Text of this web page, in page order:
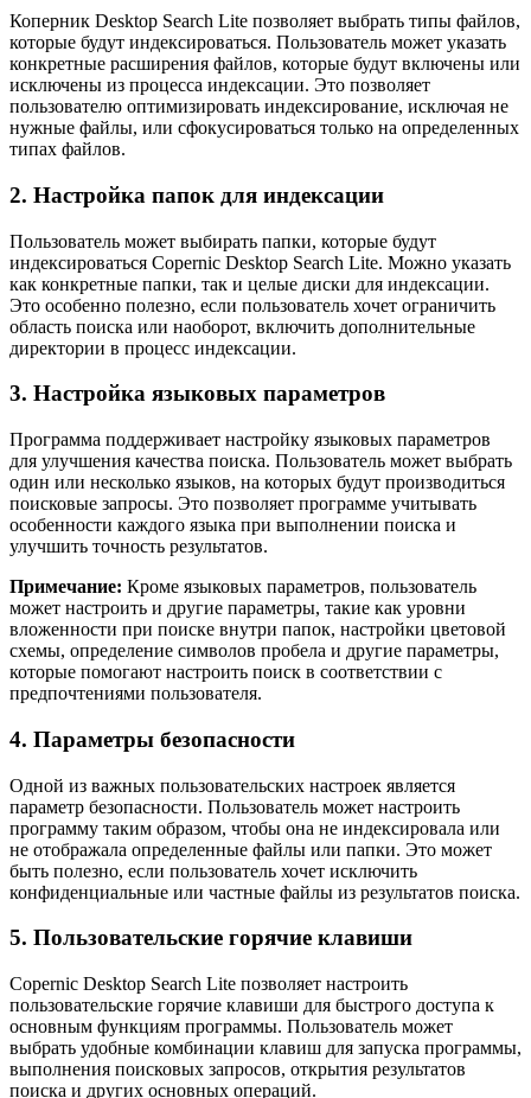
Коперник Desktop Search Lite позволяет выбрать типы файлов,
которые будут индексироваться. Пользователь может указать
конкретные расширения файлов, которые будут включены или
исключены из процесса индексации. Это позволяет
пользователю оптимизировать индексирование, исключая не
нужные файлы, или сфокусироваться только на определенных
типах файлов.
2. Настройка папок для индексации
Пользователь может выбирать папки, которые будут
индексироваться Copernic Desktop Search Lite. Можно указать
как конкретные папки, так и целые диски для индексации.
Это особенно полезно, если пользователь хочет ограничить
область поиска или наоборот, включить дополнительные
директории в процесс индексации.
3. Настройка языковых параметров
Программа поддерживает настройку языковых параметров
для улучшения качества поиска. Пользователь может выбрать
один или несколько языков, на которых будут производиться
поисковые запросы. Это позволяет программе учитывать
особенности каждого языка при выполнении поиска и
улучшить точность результатов.
Примечание: Кроме языковых параметров, пользователь
может настроить и другие параметры, такие как уровни
вложенности при поиске внутри папок, настройки цветовой
схемы, определение символов пробела и другие параметры,
которые помогают настроить поиск в соответствии с
предпочтениями пользователя.
4. Параметры безопасности
Одной из важных пользовательских настроек является
параметр безопасности. Пользователь может настроить
программу таким образом, чтобы она не индексировала или
не отображала определенные файлы или папки. Это может
быть полезно, если пользователь хочет исключить
конфиденциальные или частные файлы из результатов поиска.
5. Пользовательские горячие клавиши
Copernic Desktop Search Lite позволяет настроить
пользовательские горячие клавиши для быстрого доступа к
основным функциям программы. Пользователь может
выбрать удобные комбинации клавиш для запуска программы,
выполнения поисковых запросов, открытия результатов
поиска и других основных операций.